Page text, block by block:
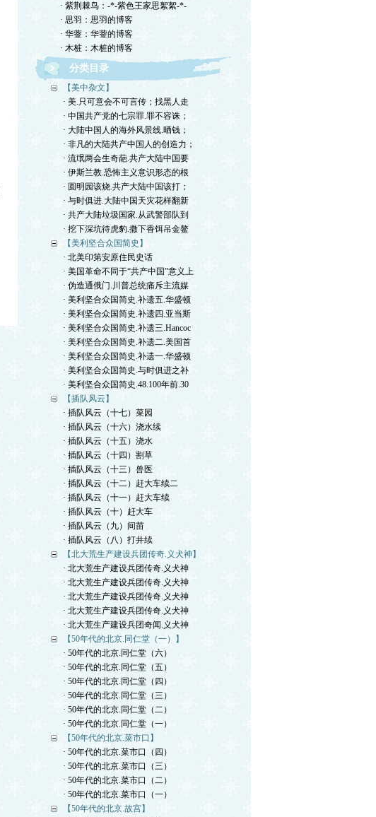
· 紫荆棘鸟：-*-紫色王家思絮絮-*-
· 思羽：思羽的博客
· 华蓥：华蓥的博客
· 木桩：木桩的博客
分类目录
【美中杂文】
· 美.只可意会不可言传；找黑人走
· 中国共产党的七宗罪.罪不容诛；
· 大陆中国人的海外风景线.晒钱；
· 非凡的大陆共产中国人的创造力；
· 流氓两会生奇葩.共产大陆中国要
· 伊斯兰教.恐怖主义意识形态的根
· 圆明园该烧.共产大陆中国该打；
· 与时俱进.大陆中国天灾花样翻新
· 共产大陆垃圾国家.从武警部队到
· 挖下深坑待虎豹.撒下香饵吊金鳌
【美利坚合众国简史】
· 北美印第安原住民史话
· 美国革命不同于“共产中国”意义上
· 伪造通俄门.川普总统痛斥主流媒
· 美利坚合众国简史.补遗五.华盛顿
· 美利坚合众国简史.补遗四.亚当斯
· 美利坚合众国简史.补遗三.Hancoc
· 美利坚合众国简史.补遗二.美国首
· 美利坚合众国简史.补遗一.华盛顿
· 美利坚合众国简史.与时俱进之补
· 美利坚合众国简史.48.100年前.30
【插队风云】
· 插队风云（十七）菜园
· 插队风云（十六）浇水续
· 插队风云（十五）浇水
· 插队风云（十四）割草
· 插队风云（十三）兽医
· 插队风云（十二）赶大车续二
· 插队风云（十一）赶大车续
· 插队风云（十）赶大车
· 插队风云（九）间苗
· 插队风云（八）打井续
【北大荒生产建设兵团传奇.义犬神】
· 北大荒生产建设兵团传奇.义犬神
· 北大荒生产建设兵团传奇.义犬神
· 北大荒生产建设兵团传奇.义犬神
· 北大荒生产建设兵团传奇.义犬神
· 北大荒生产建设兵团奇闻.义犬神
【50年代的北京.同仁堂（一）】
· 50年代的北京.同仁堂（六）
· 50年代的北京.同仁堂（五）
· 50年代的北京.同仁堂（四）
· 50年代的北京.同仁堂（三）
· 50年代的北京.同仁堂（二）
· 50年代的北京.同仁堂（一）
【50年代的北京.菜市口】
· 50年代的北京.菜市口（四）
· 50年代的北京.菜市口（三）
· 50年代的北京.菜市口（二）
· 50年代的北京.菜市口（一）
【50年代的北京.故宫】